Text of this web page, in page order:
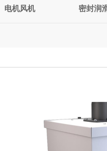
电机风机 密封润